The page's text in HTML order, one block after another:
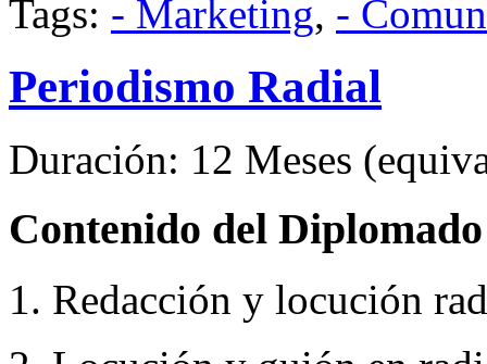
Tags: - Marketing, -
Periodismo Radial
Duración: 12 Meses
Contenido del
1. Redacción y locución